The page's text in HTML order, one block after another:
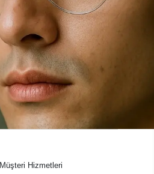
Müşteri Hizmetleri